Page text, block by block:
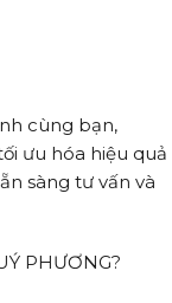
cùng bạn,
ưu hóa hiệu quả
sàng tư vấn và
PHƯƠNG?